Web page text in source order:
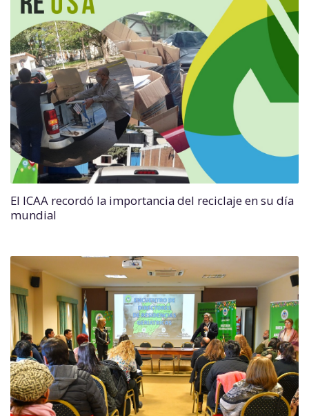
El ICAA recordó la importancia del reciclaje en su día
mundial